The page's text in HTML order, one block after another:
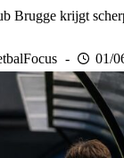
Brugge krijgt
01/